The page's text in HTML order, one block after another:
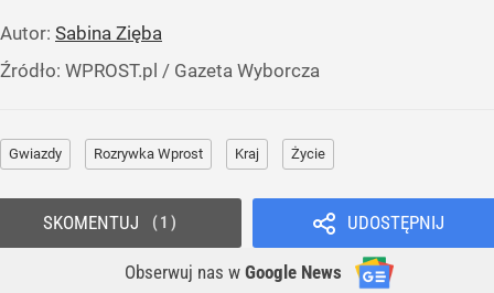
Autor: Sabina Zięba
Źródło: WPROST.pl / Gazeta Wyborcza
Gwiazdy Rozrywka Wprost Kraj Życie
UDOSTĘPNIJ
Obserwuj nas w Google News
SKOMENTUJ 1